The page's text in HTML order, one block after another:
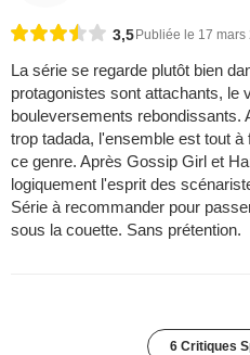
3,5Publiée le 17 mars
La série se regarde plutôt bien
protagonistes sont attachants, le
bouleversements rebondissants.
trop tadada, l'ensemble est tout
ce genre. Après Gossip Girl et
logiquement l'esprit des
Série à recommander pour
sous la couette. Sans prétention.
6 Critiques